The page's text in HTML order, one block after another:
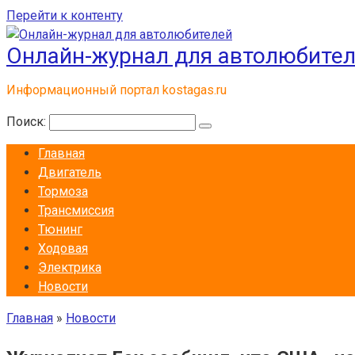
Перейти к контенту
Онлайн-журнал для
Информационный портал kostagas.ru
Поиск:
Главная
Двигатель
Тормоза
Трансмиссия
Тюнинг
Ходовая
Электрика
Новости
Главная » Новости